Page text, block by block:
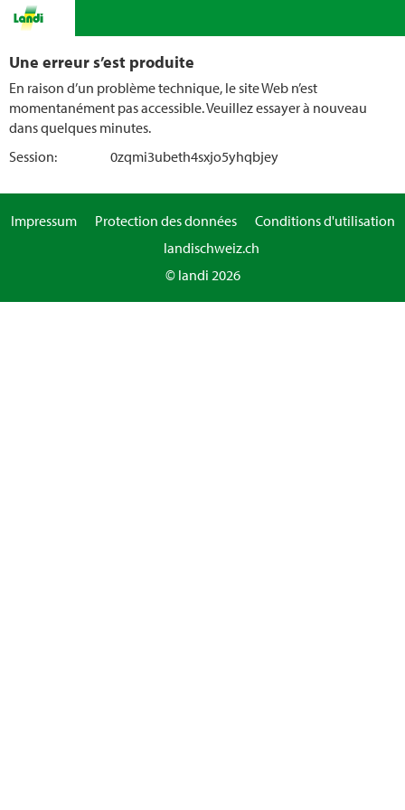
Une erreur s’est produite
En raison d’un problème technique, le site Web n’est
momentanément pas accessible. Veuillez essayer à nouveau
dans quelques minutes.
Session:
0zqmi3ubeth4sxjo5yhqbjey
Impressum Protection des données
Conditions d'utilisation
landischweiz.ch
© landi 2026